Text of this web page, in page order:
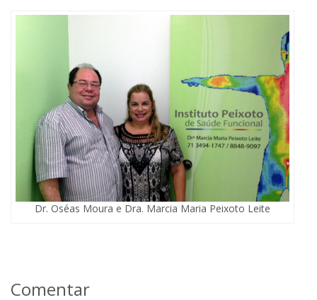
Dr. Oséas Moura e Dra. Marcia Maria Peixoto Leite
Comentar